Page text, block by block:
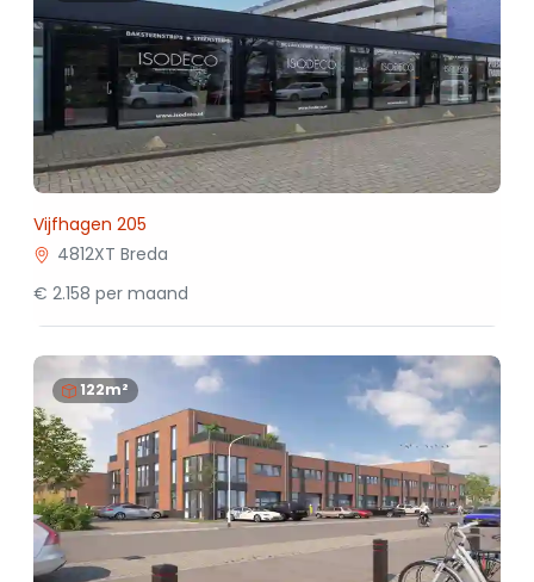
Vijfhagen 205
4812XT Breda
€ 2.158 per maand
122m²